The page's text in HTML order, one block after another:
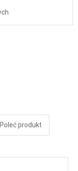
Poleć produkt